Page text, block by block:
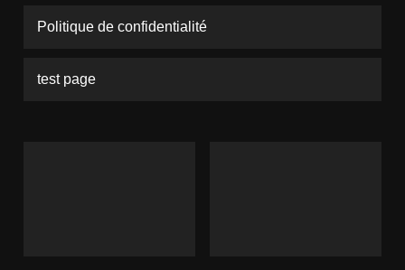
Politique de confidentialité
test page